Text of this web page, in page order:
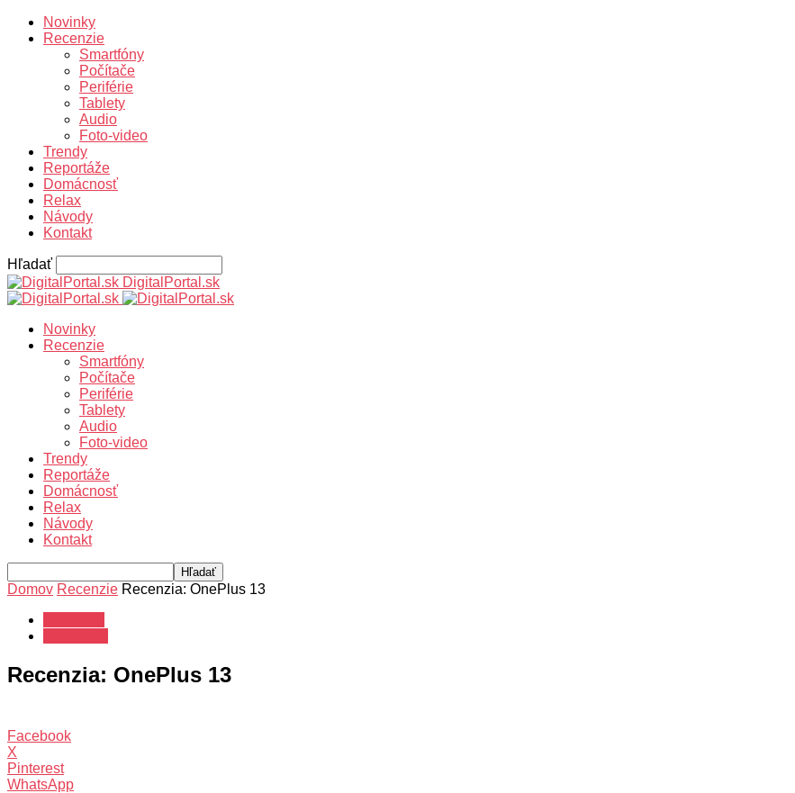
Novinky
Recenzie
Smartfóny
Počítače
Periférie
Tablety
Audio
Foto-video
Trendy
Reportáže
Domácnosť
Relax
Návody
Kontakt
Hľadať
DigitalPortal.sk
Novinky
Recenzie
Smartfóny
Počítače
Periférie
Tablety
Audio
Foto-video
Trendy
Reportáže
Domácnosť
Relax
Návody
Kontakt
Domov Recenzie Recenzia: OnePlus 13
Recenzia: OnePlus 13
Facebook
X
Pinterest
WhatsApp